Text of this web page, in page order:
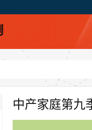
中产家庭第九